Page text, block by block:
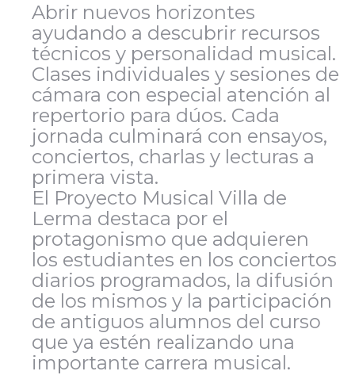
Abrir nuevos horizontes
ayudando a descubrir recursos
técnicos y personalidad musical.
Clases individuales y sesiones de
cámara con especial atención al
repertorio para dúos. Cada
jornada culminará con ensayos,
conciertos, charlas y lecturas a
primera vista.
El Proyecto Musical Villa de
Lerma destaca por el
protagonismo que adquieren
los estudiantes en los conciertos
diarios programados, la difusión
de los mismos y la participación
de antiguos alumnos del curso
que ya estén realizando una
importante carrera musical.